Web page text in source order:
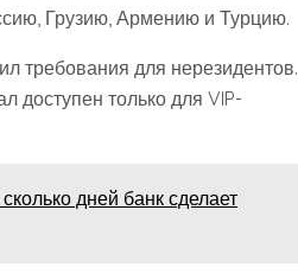
Грузию, Армению и Турцию.
требования для нерезидентов.
доступен только для VIP-
дней банк сделает